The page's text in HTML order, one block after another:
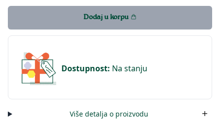
Dodaj u korpu
Dostupnost: Na stanju
Više detalja o proizvodu